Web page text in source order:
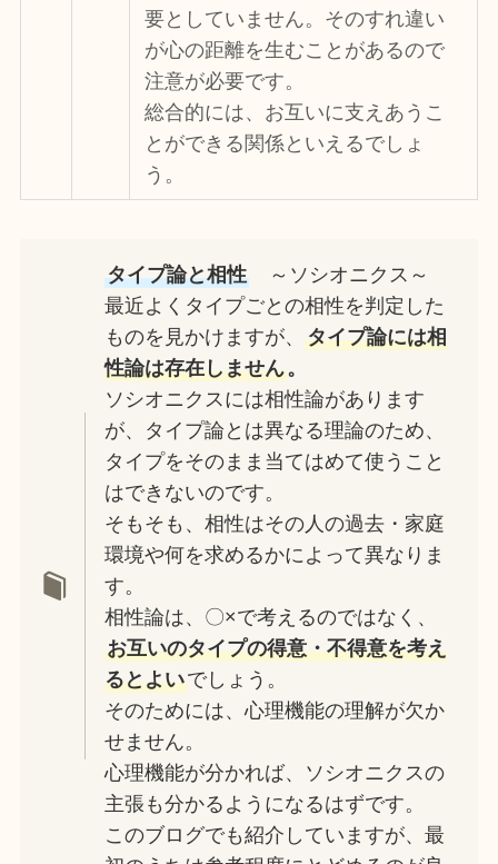
要としていません。そのすれ違い
が心の距離を生むことがあるので
注意が必要です。
総合的には、お互いに支えあうこ
とができる関係といえるでしょ
う。
タイプ論と相性 ～ソシオニクス～
最近よくタイプごとの相性を判定した
ものを見かけますが、タイプ論には相
性論は存在しません。
ソシオニクスには相性論があります
が、タイプ論とは異なる理論のため、
タイプをそのまま当てはめて使うこと
はできないのです。
そもそも、相性はその人の過去・家庭
環境や何を求めるかによって異なりま
す。
相性論は、〇×で考えるのではなく、
お互いのタイプの得意・不得意を考え
るとよいでしょう。
そのためには、心理機能の理解が欠か
せません。
心理機能が分かれば、ソシオニクスの
主張も分かるようになるはずです。
このブログでも紹介していますが、最